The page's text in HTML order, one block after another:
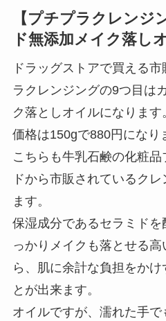
【プチプラクレンジ
ド無添加メイク落し
ドラッグストアで買える
ラクレンジングの9つ目は
ク落としオイルになります
価格は150gで880円になり
こちらも牛乳石鹸の化粧
ドから市販されているク
ます。
保湿成分であるセラミドを
っかりメイクも落とせる
ら、肌に余計な負担をか
とが出来ます。
オイルですが、濡れた手